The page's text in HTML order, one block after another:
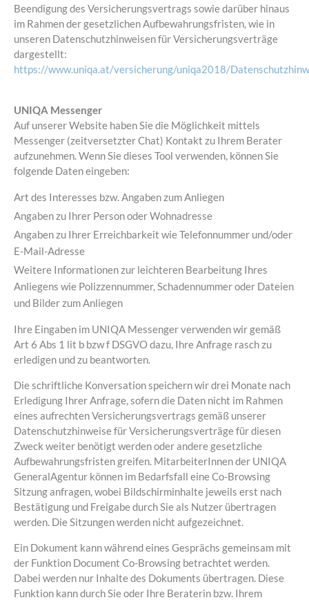
Beendigung des Versicherungsvertrags sowie darüber hinaus
im Rahmen der gesetzlichen Aufbewahrungsfristen, wie in
unseren Datenschutzhinweisen für Versicherungsverträge
dargestellt:
https://www.uniqa.at/versicherung/uniqa2018/
UNIQA Messenger
Auf unserer Website haben Sie die Möglichkeit mittels
Messenger (zeitversetzter Chat) Kontakt zu Ihrem Berater
aufzunehmen. Wenn Sie dieses Tool verwenden, können Sie
folgende Daten eingeben:
Art des Interesses bzw. Angaben zum Anliegen
Angaben zu Ihrer Person oder Wohnadresse
Angaben zu Ihrer Erreichbarkeit wie Telefonnummer und/oder
E-Mail-Adresse
Weitere Informationen zur leichteren Bearbeitung Ihres
Anliegens wie Polizzennummer, Schadennummer oder Dateien
und Bilder zum Anliegen
Ihre Eingaben im UNIQA Messenger verwenden wir gemäß
Art 6 Abs 1 lit b bzw f DSGVO dazu, Ihre Anfrage rasch zu
erledigen und zu beantworten.
Die schriftliche Konversation speichern wir drei Monate nach
Erledigung Ihrer Anfrage, sofern die Daten nicht im Rahmen
eines aufrechten Versicherungsvertrags gemäß unserer
Datenschutzhinweise für Versicherungsverträge für diesen
Zweck weiter benötigt werden oder andere gesetzliche
Aufbewahrungsfristen greifen. MitarbeiterInnen der UNIQA
GeneralAgentur können im Bedarfsfall eine Co-Browsing
Sitzung anfragen, wobei Bildschirminhalte jeweils erst nach
Bestätigung und Freigabe durch Sie als Nutzer übertragen
werden. Die Sitzungen werden nicht aufgezeichnet.
Ein Dokument kann während eines Gesprächs gemeinsam mit
der Funktion Document Co-Browsing betrachtet werden.
Dabei werden nur Inhalte des Dokuments übertragen. Diese
Funktion kann durch Sie oder Ihre Beraterin bzw. Ihrem